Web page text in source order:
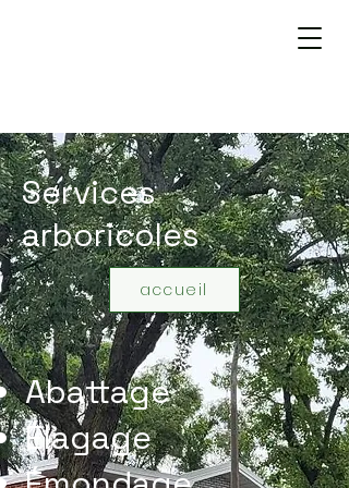
Services
arboricoles
accueil
Abattage
Élagage